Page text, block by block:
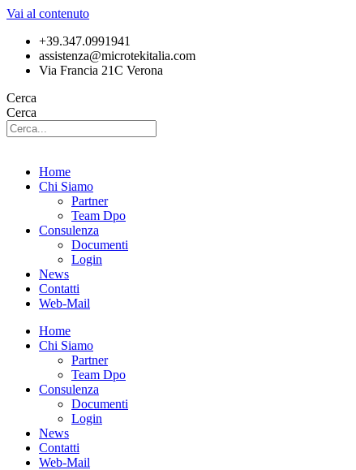
Vai al contenuto
+39.347.0991941
assistenza@microtekitalia.com
Via Francia 21C Verona
Cerca
Cerca
Home
Chi Siamo
Partner
Team Dpo
Consulenza
Documenti
Login
News
Contatti
Web-Mail
Home
Chi Siamo
Partner
Team Dpo
Consulenza
Documenti
Login
News
Contatti
Web-Mail